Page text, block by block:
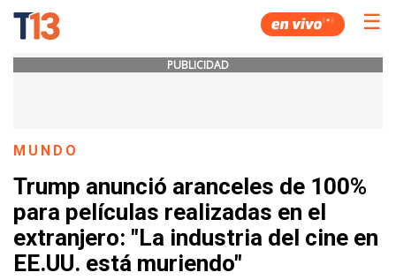
☰
PUBLICIDAD
MUNDO
Trump anunció aranceles de 100%
para películas realizadas en el
extranjero: "La industria del cine en
EE.UU. está muriendo"